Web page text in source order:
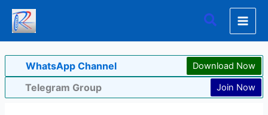
Skip
content
Search
WhatsApp Channel Download Now
Telegram Group Join Now